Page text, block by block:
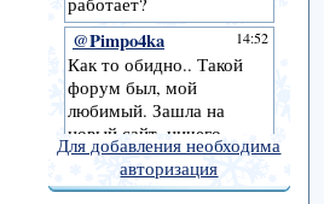
Для добавления необходима
авторизация